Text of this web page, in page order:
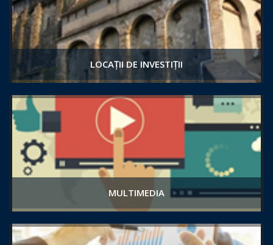
LOCAȚII DE INVESTIȚII
MULTIMEDIA